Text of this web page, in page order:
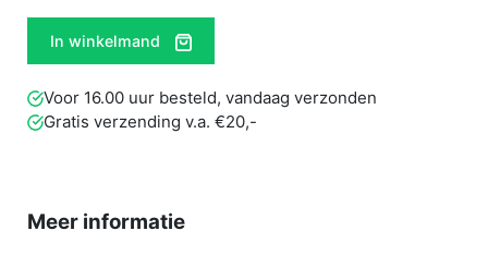
In winkelmand
Voor 16.00 uur besteld, vandaag verzonden
Gratis verzending v.a. €20,-
Meer informatie